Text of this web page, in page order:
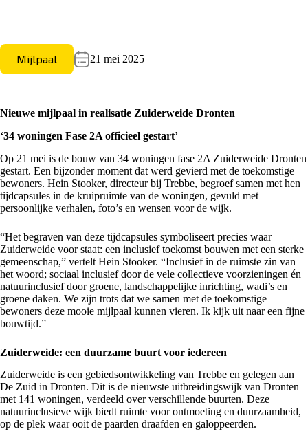
Mijlpaal 21 mei 2025
Nieuwe mijlpaal in realisatie Zuiderweide Dronten
‘34 woningen Fase 2A officieel gestart’
Op 21 mei is de bouw van 34 woningen fase 2A Zuiderweide Dronten
gestart. Een bijzonder moment dat werd gevierd met de toekomstige
bewoners. Hein Stooker, directeur bij Trebbe, begroef samen met hen
tijdcapsules in de kruipruimte van de woningen, gevuld met
persoonlijke verhalen, foto’s en wensen voor de wijk.
“Het begraven van deze tijdcapsules symboliseert precies waar
Zuiderweide voor staat: een inclusief toekomst bouwen met een sterke
gemeenschap,” vertelt Hein Stooker. “Inclusief in de ruimste zin van
het woord; sociaal inclusief door de vele collectieve voorzieningen én
natuurinclusief door groene, landschappelijke inrichting, wadi’s en
groene daken. We zijn trots dat we samen met de toekomstige
bewoners deze mooie mijlpaal kunnen vieren. Ik kijk uit naar een fijne
bouwtijd.”
Zuiderweide: een duurzame buurt voor iedereen
Zuiderweide is een gebiedsontwikkeling van Trebbe en gelegen aan
De Zuid in Dronten. Dit is de nieuwste uitbreidingswijk van Dronten
met 141 woningen, verdeeld over verschillende buurten. Deze
natuurinclusieve wijk biedt ruimte voor ontmoeting en duurzaamheid,
op de plek waar ooit de paarden draafden en galoppeerden.